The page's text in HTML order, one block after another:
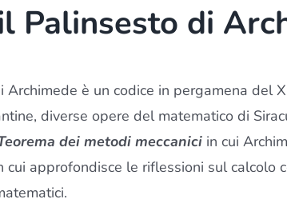
il Palinsesto di
Archimede è un codice in pergamena del
diverse opere del matematico di
dei metodi meccanici in cui
cui approfondisce le riflessioni sul